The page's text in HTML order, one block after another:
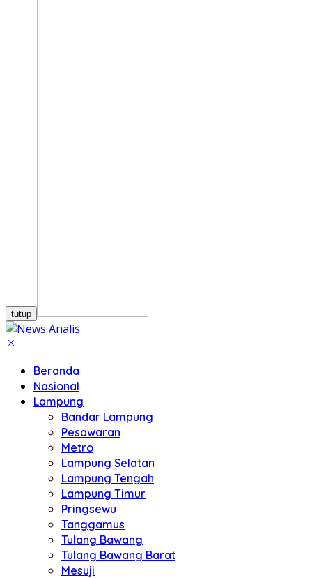
tutup
Beranda
Nasional
Lampung
Bandar Lampung
Pesawaran
Metro
Lampung Selatan
Lampung Tengah
Lampung Timur
Pringsewu
Tanggamus
Tulang Bawang
Tulang Bawang Barat
Mesuji